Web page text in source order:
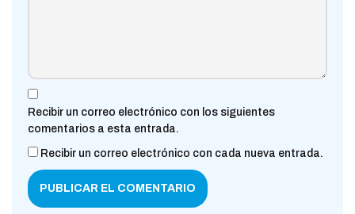
Recibir un correo electrónico con los siguientes
comentarios a esta entrada.
Recibir un correo electrónico con cada nueva entrada.